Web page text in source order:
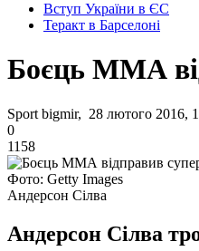
Вступ України в ЄС
Теракт в Барселоні
Боєць ММА
Sport bigmir, 28 лютого 2016,
0
1158
Фото: Getty Images
Андерсон Сілва
Андерсон Сілва